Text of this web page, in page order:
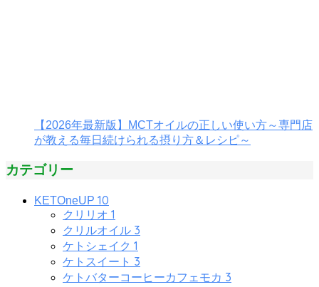
【2026年最新版】MCTオイルの正しい使い方～専門店
が教える毎日続けられる摂り方＆レシピ～
カテゴリー
KETOneUP 10
クリリオ 1
クリルオイル 3
ケトシェイク 1
ケトスイート 3
ケトバターコーヒーカフェモカ 3